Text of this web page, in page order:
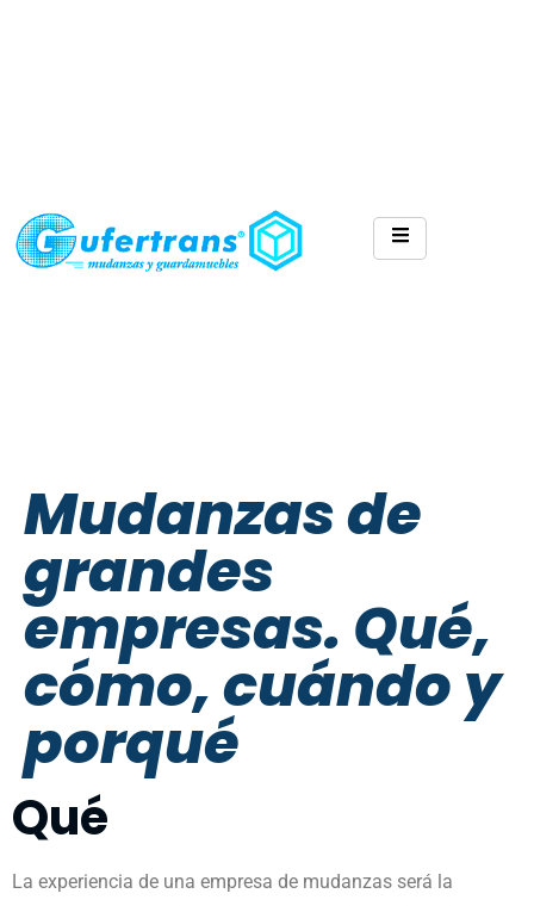
Mudanzas de
grandes
empresas. Qué,
cómo, cuándo y
porqué
Qué
La experiencia de una empresa de mudanzas será la